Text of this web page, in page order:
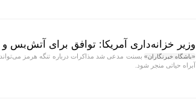
وزیر خزانه‌داری آمریکا: توافق برای آتش‌بس
«باشگاه خبرنگاران»
آبراه حیاتی منجر شود.